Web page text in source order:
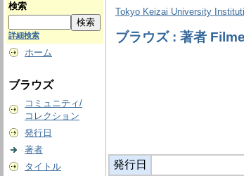
検索
詳細検索
ホーム
ブラウズ
コミュニティ/
コレクション
発行日
著者
タイトル
Tokyo Keizai University
ブラウズ : 著者
発行日